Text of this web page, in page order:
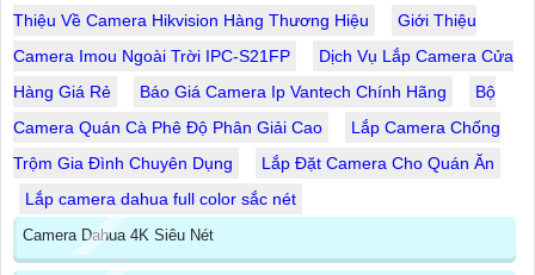
Thiệu Về Camera Hikvision Hàng Thương Hiệu
Giới Thiệu
Camera Imou Ngoài Trời IPC-S21FP
Dịch Vụ Lắp Camera Cửa
Hàng Giá Rẻ
Báo Giá Camera Ip Vantech Chính Hãng
Bộ
Camera Quán Cà Phê Độ Phân Giải Cao
Lắp Camera Chống
Trộm Gia Đình Chuyên Dụng
Lắp Đặt Camera Cho Quán Ăn
Lắp camera dahua full color sắc nét
Camera Dahua 4K Siêu Nét